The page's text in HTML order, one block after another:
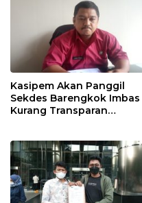
Kasipem Akan Panggil
Sekdes Barengkok Imbas
Kurang Transparan